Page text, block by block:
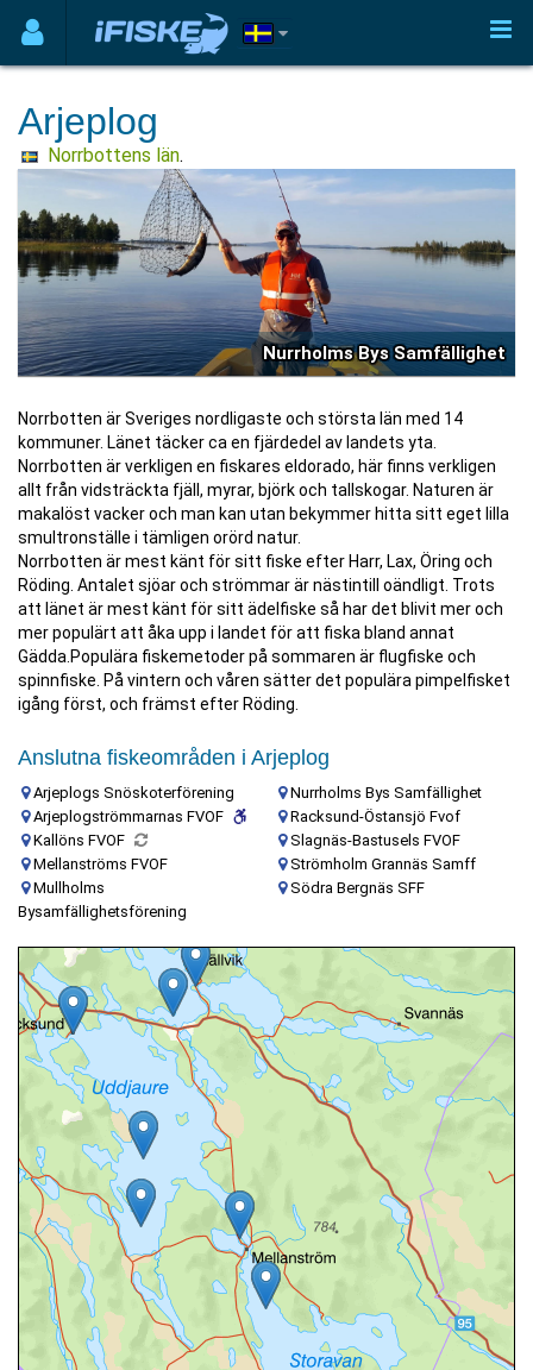
Arjeplog
Norrbottens län.
Nurrholms Bys Samfällighet
Norrbotten är Sveriges nordligaste och största län med 14
kommuner. Länet täcker ca en fjärdedel av landets yta.
Norrbotten är verkligen en fiskares eldorado, här finns verkligen
allt från vidsträckta fjäll, myrar, björk och tallskogar. Naturen är
makalöst vacker och man kan utan bekymmer hitta sitt eget lilla
smultronställe i tämligen orörd natur.
Norrbotten är mest känt för sitt fiske efter Harr, Lax, Öring och
Röding. Antalet sjöar och strömmar är nästintill oändligt. Trots
att länet är mest känt för sitt ädelfiske så har det blivit mer och
mer populärt att åka upp i landet för att fiska bland annat
Gädda.Populära fiskemetoder på sommaren är flugfiske och
spinnfiske. På vintern och våren sätter det populära pimpelfisket
igång först, och främst efter Röding.
Anslutna fiskeområden i Arjeplog
Arjeplogs Snöskoterförening
Arjeplogströmmarnas FVOF
Kallöns FVOF
Mellanströms FVOF
Mullholms
Bysamfällighetsförening
Nurrholms Bys Samfällighet
Racksund-Östansjö Fvof
Slagnäs-Bastusels FVOF
Strömholm Grannäs Samff
Södra Bergnäs SFF